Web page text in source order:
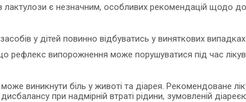
лактулози є незначним, особливих рекомендацій щодо
у дітей повинно відбуватись у виняткових
рефлекс випорожнення може порушуватися під час
виникнути біль у животі та діарея. Рекомендоване
при надмірній втраті рідини, зумовленій